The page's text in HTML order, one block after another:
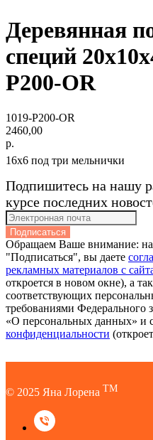
Деревянная
специй
P200-OR
1019-P200-OR
2460,00
р.
16х6 под три мельнички
Подпишитесь на нашу
курсе последних
Подписаться
Обращаем Ваше внимание:
"Подписаться", вы даете
рекламных материалов с
откроется в новом окне), а
соответствующих
требованиями Федерального
«О персональных данных» и
конфиденциальности
© 2025 Яна Лорена TM